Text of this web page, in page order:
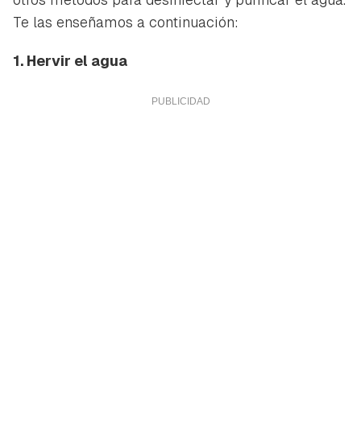
Te las enseñamos a continuación:
1. Hervir el agua